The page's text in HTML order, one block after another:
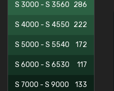
S 3000 - S 3560 286
S 4000 - S 4550 222
S 5000 - S 5540 172
S 6000 - S 6530 117
S 7000 - S 9000 133